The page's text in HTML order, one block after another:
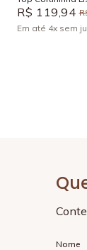
R$ 119,94
Em até 4x sem
Nome